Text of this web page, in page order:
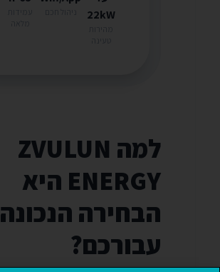
למה ZVULUN
ENERGY היא
הבחירה הנכונה
עבורכם?
22kW